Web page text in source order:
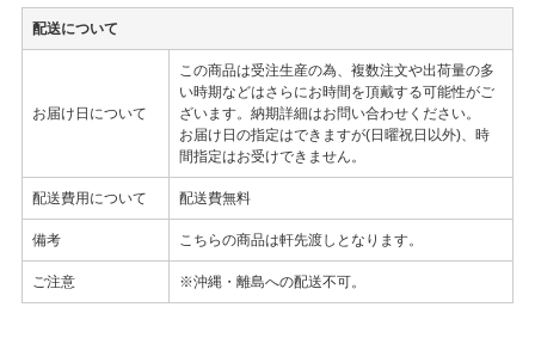
配送について
お届け日について
この商品は受注生産の為、複数注文や出荷量の多
い時期などはさらにお時間を頂戴する可能性がご
ざいます。納期詳細はお問い合わせください。
お届け日の指定はできますが(日曜祝日以外)、時
間指定はお受けできません。
配送費用について 配送費無料
備考 こちらの商品は軒先渡しとなります。
ご注意 ※沖縄・離島への配送不可。